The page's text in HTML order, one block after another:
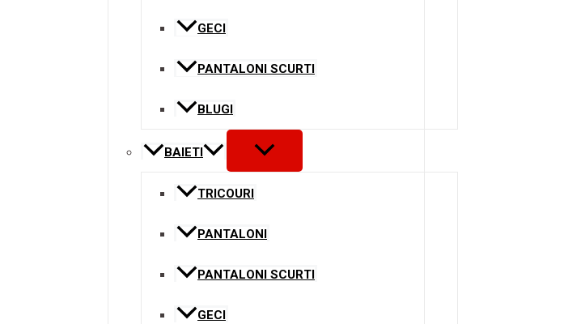
GECI
PANTALONI SCURTI
BLUGI
BAIETI
MENU
TOGGLE
TRICOURI
PANTALONI
PANTALONI SCURTI
GECI